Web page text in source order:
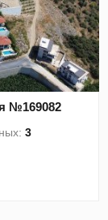
№169082
3